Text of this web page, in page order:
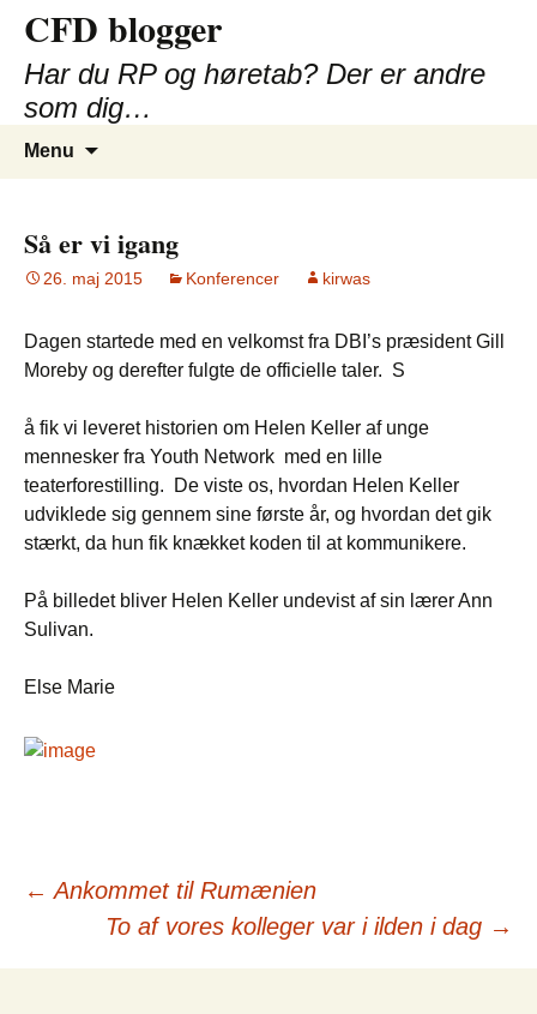
indhold
CFD blogger
Har du RP og høretab? Der er andre
som dig…
Menu
Så er vi igang
26. maj 2015 Konferencer kirwas
Dagen startede med en velkomst fra DBI’s præsident Gill
Moreby og derefter fulgte de officielle taler. S
å fik vi leveret historien om Helen Keller af unge
mennesker fra Youth Network med en lille
teaterforestilling. De viste os, hvordan Helen Keller
udviklede sig gennem sine første år, og hvordan det gik
stærkt, da hun fik knækket koden til at kommunikere.
På billedet bliver Helen Keller undevist af sin lærer Ann
Sulivan.
Else Marie
Indlægsnavigation
← Ankommet til Rumænien
To af vores kolleger var i ilden i dag →